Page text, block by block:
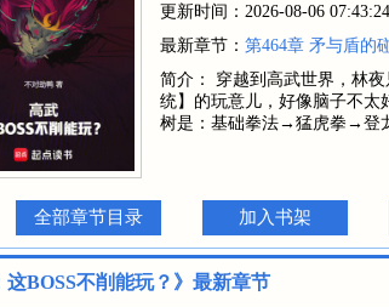
更新时间：2026-08-06 07:43:24
最新章节： 第464章 矛与盾的
简介： 穿越到高武世界，林
统】的玩意儿，好像脑子不太
树是：基础拳法→猛虎拳→登
全部章节目录 加入书架
这BOSS不削能玩？》最新章节